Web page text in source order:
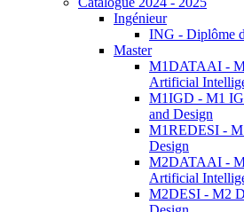
Ingénieur
ING - Diplôme
Master
M1DATAAI -
Artificial
M1IGD - M1
and Design
M1REDESI -
Design
M2DATAAI -
Artificial
M2DESI - M2